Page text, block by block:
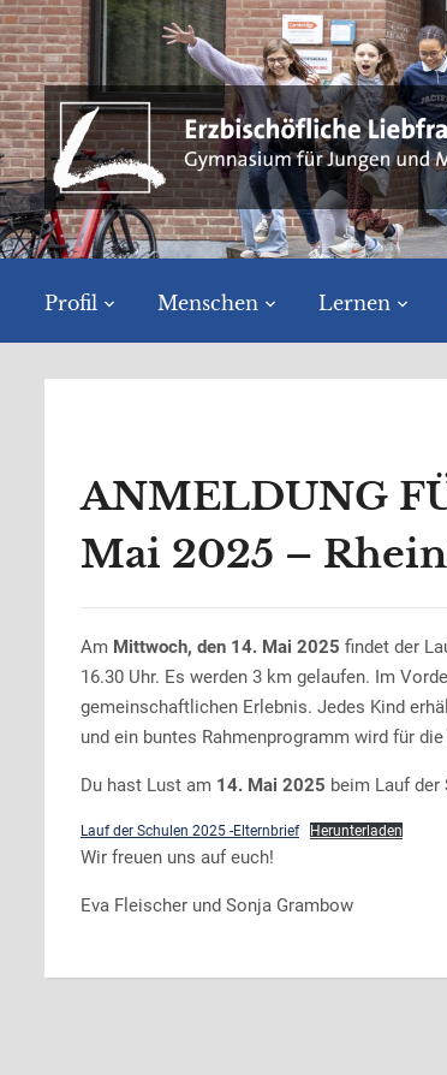
Profil Menschen Lernen
ANMELDUNG
Mai 2025 –
Am Mittwoch, den 14. Mai 2025 findet der
16.30 Uhr. Es werden 3 km gelaufen. Im
gemeinschaftlichen Erlebnis. Jedes Kind
und ein buntes Rahmenprogramm wird für
Du hast Lust am 14. Mai 2025 beim Lauf der
Lauf der Schulen 2025 -Elternbrief Herunterladen
Wir freuen uns auf euch!
Eva Fleischer und Sonja Grambow